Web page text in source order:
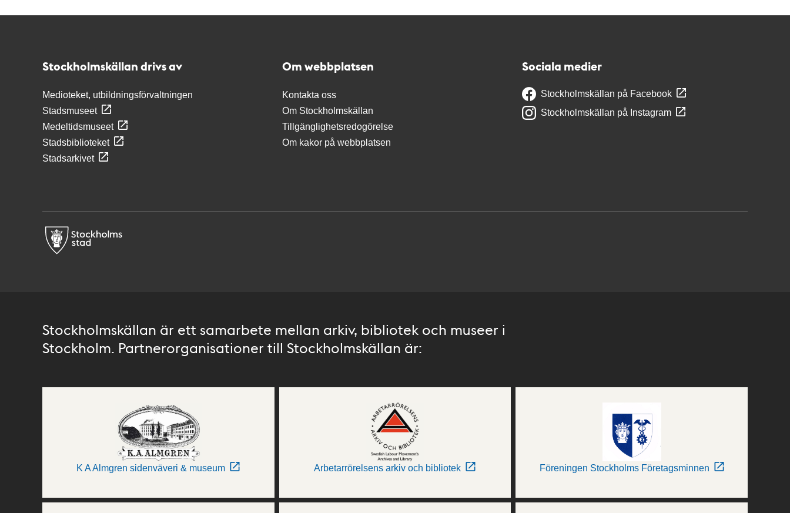
Stockholmskällan drivs av
Medioteket, utbildningsförvaltningen
Stadsmuseet
Medeltidsmuseet
Stadsbiblioteket
Stadsarkivet
Om webbplatsen
Kontakta oss
Om Stockholmskällan
Tillgänglighetsredogörelse
Om kakor på webbplatsen
Sociala medier
Stockholmskällan på Facebook
Stockholmskällan på Instagram
Stockholmskällan är ett samarbete mellan arkiv, bibliotek och museer i
Stockholm. Partnerorganisationer till Stockholmskällan är:
K A Almgren sidenväveri & museum Arbetarrörelsens arkiv och bibliotek Föreningen Stockholms Företagsminnen